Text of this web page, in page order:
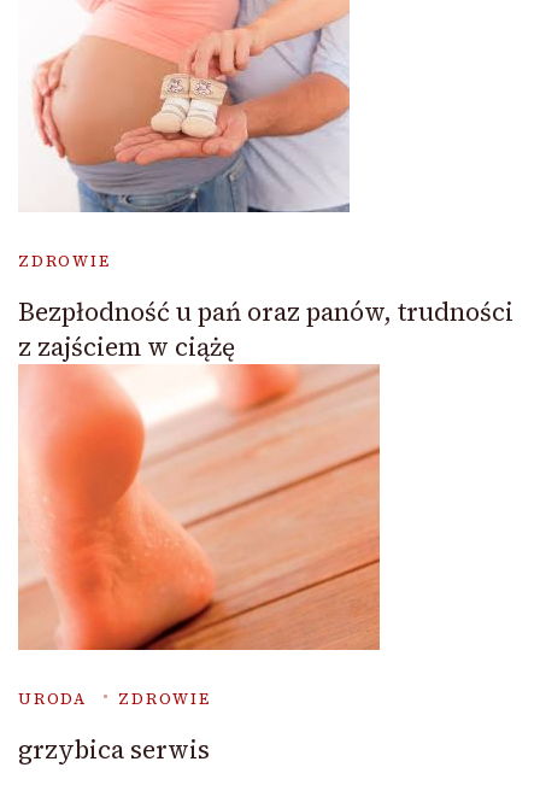
ZDROWIE
Bezpłodność u pań oraz panów, trudności
z zajściem w ciążę
URODA ZDROWIE
grzybica serwis